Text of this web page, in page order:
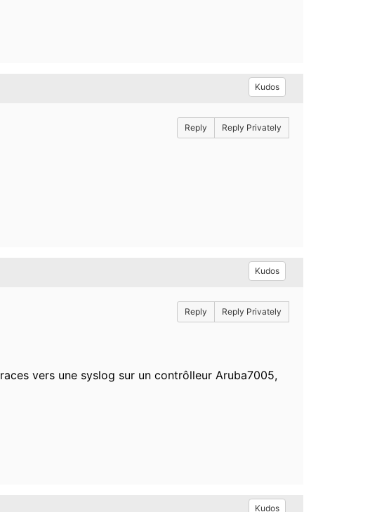
Kudos
Reply Reply Privately
Kudos
Reply Reply Privately
vers une syslog sur un contrôlleur Aruba7005,
Kudos